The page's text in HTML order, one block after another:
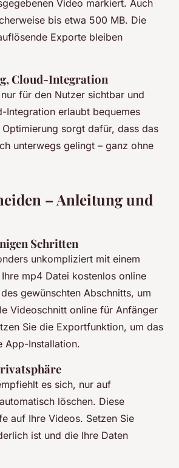
Video markiert. Auch
bis etwa 500 MB. Die
Exporte bleiben
Cloud-Integration
für den Nutzer sichtbar und
Integration erlaubt bequemes
sorgt dafür, dass das
unterwegs gelingt – ganz ohne
– Anleitung und
Schritten
unkompliziert mit einem
mp4 Datei kostenlos online
gewünschten Abschnitts, um
Videoschnitt online für Anfänger
Sie die Exportfunktion, um das
App-Installation.
es sich, nur auf
löschen. Diese
auf Ihre Videos. Setzen Sie
ist und die Ihre Daten